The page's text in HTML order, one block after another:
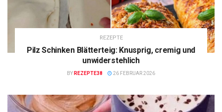
REZEPTE
Pilz Schinken Blätterteig: Knusprig, cremig und
unwiderstehlich
BY REZEPTE38 26 FEBRUAR 2026